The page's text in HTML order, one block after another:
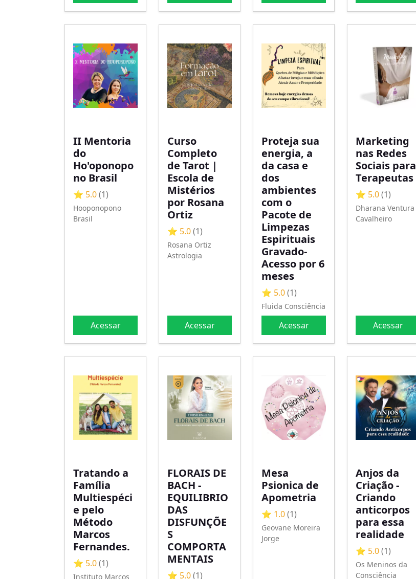
II Mentoria
do
Ho'oponopo
no Brasil
⭐ 5.0(1)
Hooponopono
Brasil
Acessar
Curso
Completo
de Tarot |
Escola de
Mistérios
por Rosana
Ortiz
⭐ 5.0(1)
Rosana Ortiz
Astrologia
Acessar
Proteja sua
energia, a
da casa e
dos
ambientes
com o
Pacote de
Limpezas
Espirituais
Gravado-
Acesso por 6
meses
⭐ 5.0(1)
Fluida Consciência
Acessar
Marketing
nas Redes
Sociais para
Terapeutas
⭐ 5.0(1)
Dharana Ventura
Cavalheiro
Acessar
Tratando a
Família
Multiespéci
e pelo
Método
Marcos
Fernandes.
⭐ 5.0(1)
Instituto Marcos
FLORAIS DE
BACH -
EQUILIBRIO
DAS
DISFUNÇÕE
S
COMPORTA
MENTAIS
⭐ 5.0(1)
Mesa
Psionica de
Apometria
⭐ 1.0(1)
Geovane Moreira
Jorge
Anjos da
Criação -
Criando
anticorpos
para essa
realidade
⭐ 5.0(1)
Os Meninos da
Consciência